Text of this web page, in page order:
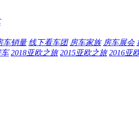
车销量 线下看车团 房车家族 房车展会
2018亚欧之旅 2015亚欧之旅 2016亚